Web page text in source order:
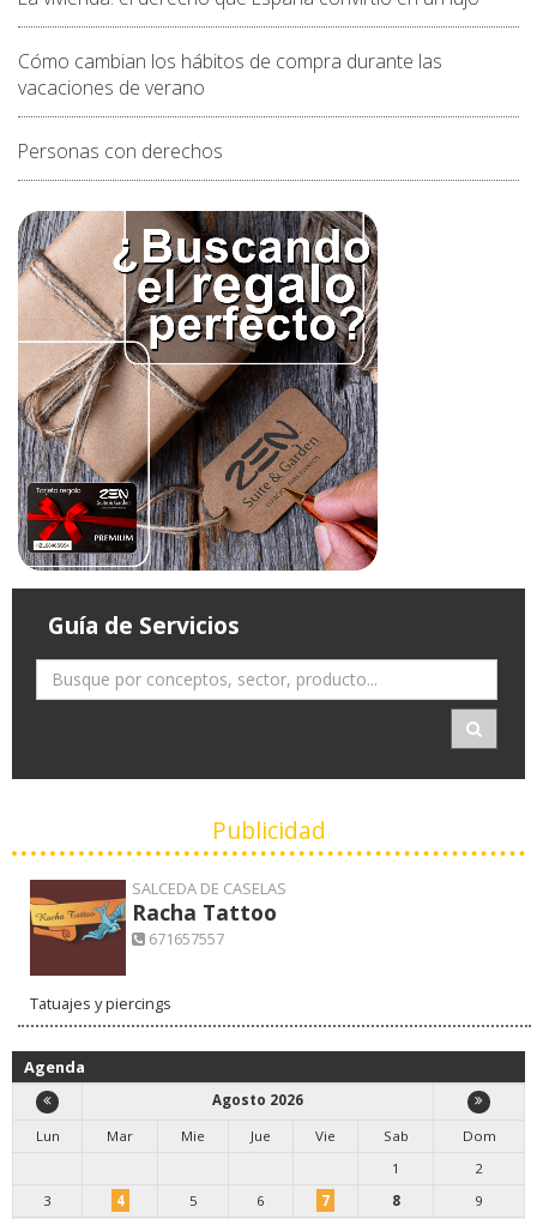
Cómo cambian los hábitos de compra durante las
vacaciones de verano
Personas con derechos
Guía de Servicios
Publicidad
SALCEDA DE CASELAS
Racha Tattoo
671657557
Tatuajes y piercings
Agenda
Agosto 2026
Lun
Mar Mie Jue Vie Sab
Dom
1
2
3
4 5 6 7 8
9